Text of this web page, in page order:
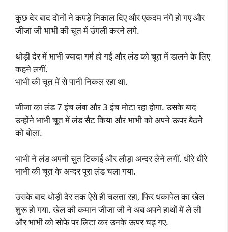
कुछ देर बाद दोनों ने कपड़े निकाल दिए और एकदम नंगे हो गए और
जीजा जी भाभी की चूत में उंगली करने लगे.
थोड़ी देर में भाभी ज्यादा गर्म हो गईं और लंड को चूत में डालने के लिए
कहने लगीं.
भाभी की चूत में से पानी निकल रहा था.
जीजा का लंड 7 इंच लंबा और 3 इंच मोटा रहा होगा. उसके बाद
उन्होंने भाभी चूत में लंड सैट किया और भाभी को अपने ऊपर बैठने
को बोला.
भाभी ने लंड अपनी चुत टिकाई और लौड़ा अन्दर लेने लगीं. धीरे धीरे
भाभी की चूत के अन्दर पूरा लंड चला गया.
उसके बाद थोड़ी देर तक ऐसे ही चलता रहा, फिर धकापेल का खेल
शुरू हो गया. खेल की कमान जीजा जी ने अब अपने हाथों में ले ली
और भाभी को सोफे पर लिटा कर उनके ऊपर चढ़ गए.